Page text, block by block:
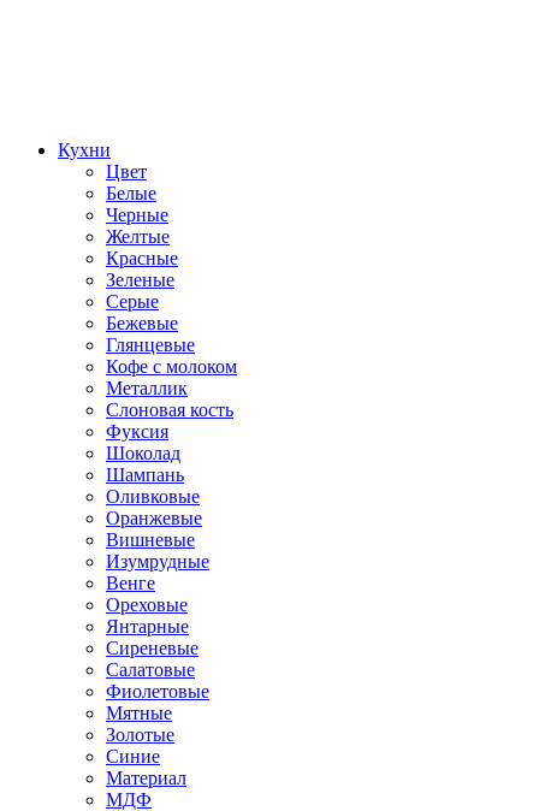
Кухни
Цвет
Белые
Черные
Желтые
Красные
Зеленые
Серые
Бежевые
Глянцевые
Кофе с молоком
Металлик
Слоновая кость
Фуксия
Шоколад
Шампань
Оливковые
Оранжевые
Вишневые
Изумрудные
Венге
Ореховые
Янтарные
Сиреневые
Салатовые
Фиолетовые
Мятные
Золотые
Синие
Материал
МДФ